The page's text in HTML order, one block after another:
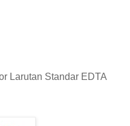
Larutan Standar EDTA